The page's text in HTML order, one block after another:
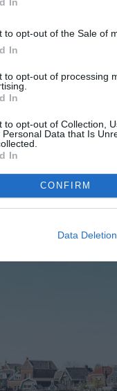
to opt-out of the Sale of
In
to opt-out of processing
In
to opt-out of Collection,
Personal Data that Is
In
CONFIRM
Data Deletion